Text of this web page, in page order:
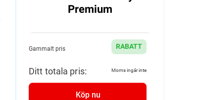
Premium
Gammalt pris RABATT
Ditt totala pris: Moms ingår inte
Köp nu